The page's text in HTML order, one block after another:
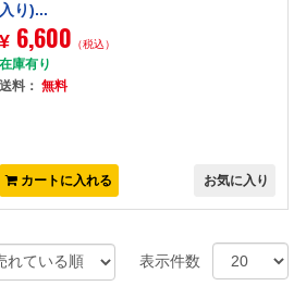
入り)...
¥6,600 （税込）
在庫有り
送料： 無料
カートに入れる お気に入り
表示件数